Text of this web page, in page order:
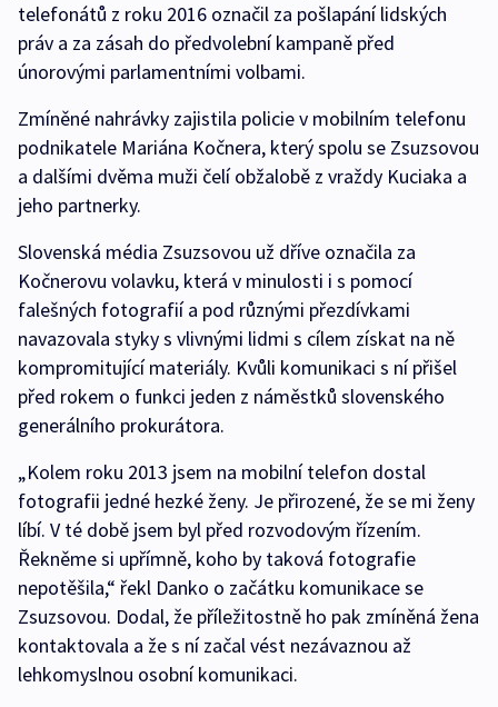
telefonátů z roku 2016 označil za pošlapání lidských
práv a za zásah do předvolební kampaně před
únorovými parlamentními volbami.
Zmíněné nahrávky zajistila policie v mobilním telefonu
podnikatele Mariána Kočnera, který spolu se Zsuzsovou
a dalšími dvěma muži čelí obžalobě z vraždy Kuciaka a
jeho partnerky.
Slovenská média Zsuzsovou už dříve označila za
Kočnerovu volavku, která v minulosti i s pomocí
falešných fotografií a pod různými přezdívkami
navazovala styky s vlivnými lidmi s cílem získat na ně
kompromitující materiály. Kvůli komunikaci s ní přišel
před rokem o funkci jeden z náměstků slovenského
generálního prokurátora.
„Kolem roku 2013 jsem na mobilní telefon dostal
fotografii jedné hezké ženy. Je přirozené, že se mi ženy
líbí. V té době jsem byl před rozvodovým řízením.
Řekněme si upřímně, koho by taková fotografie
nepotěšila,“ řekl Danko o začátku komunikace se
Zsuzsovou. Dodal, že příležitostně ho pak zmíněná žena
kontaktovala a že s ní začal vést nezávaznou až
lehkomyslnou osobní komunikaci.